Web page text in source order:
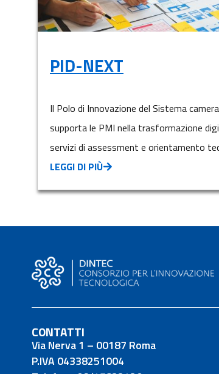
PID-NEXT
Il Polo di Innovazione del Sistema
supporta le PMI nella trasformazione
servizi di assessment e orientamento
LEGGI DI PIÙ
CONTATTI
Via Nerva 1 – 00187 Roma
P.IVA 04338251004